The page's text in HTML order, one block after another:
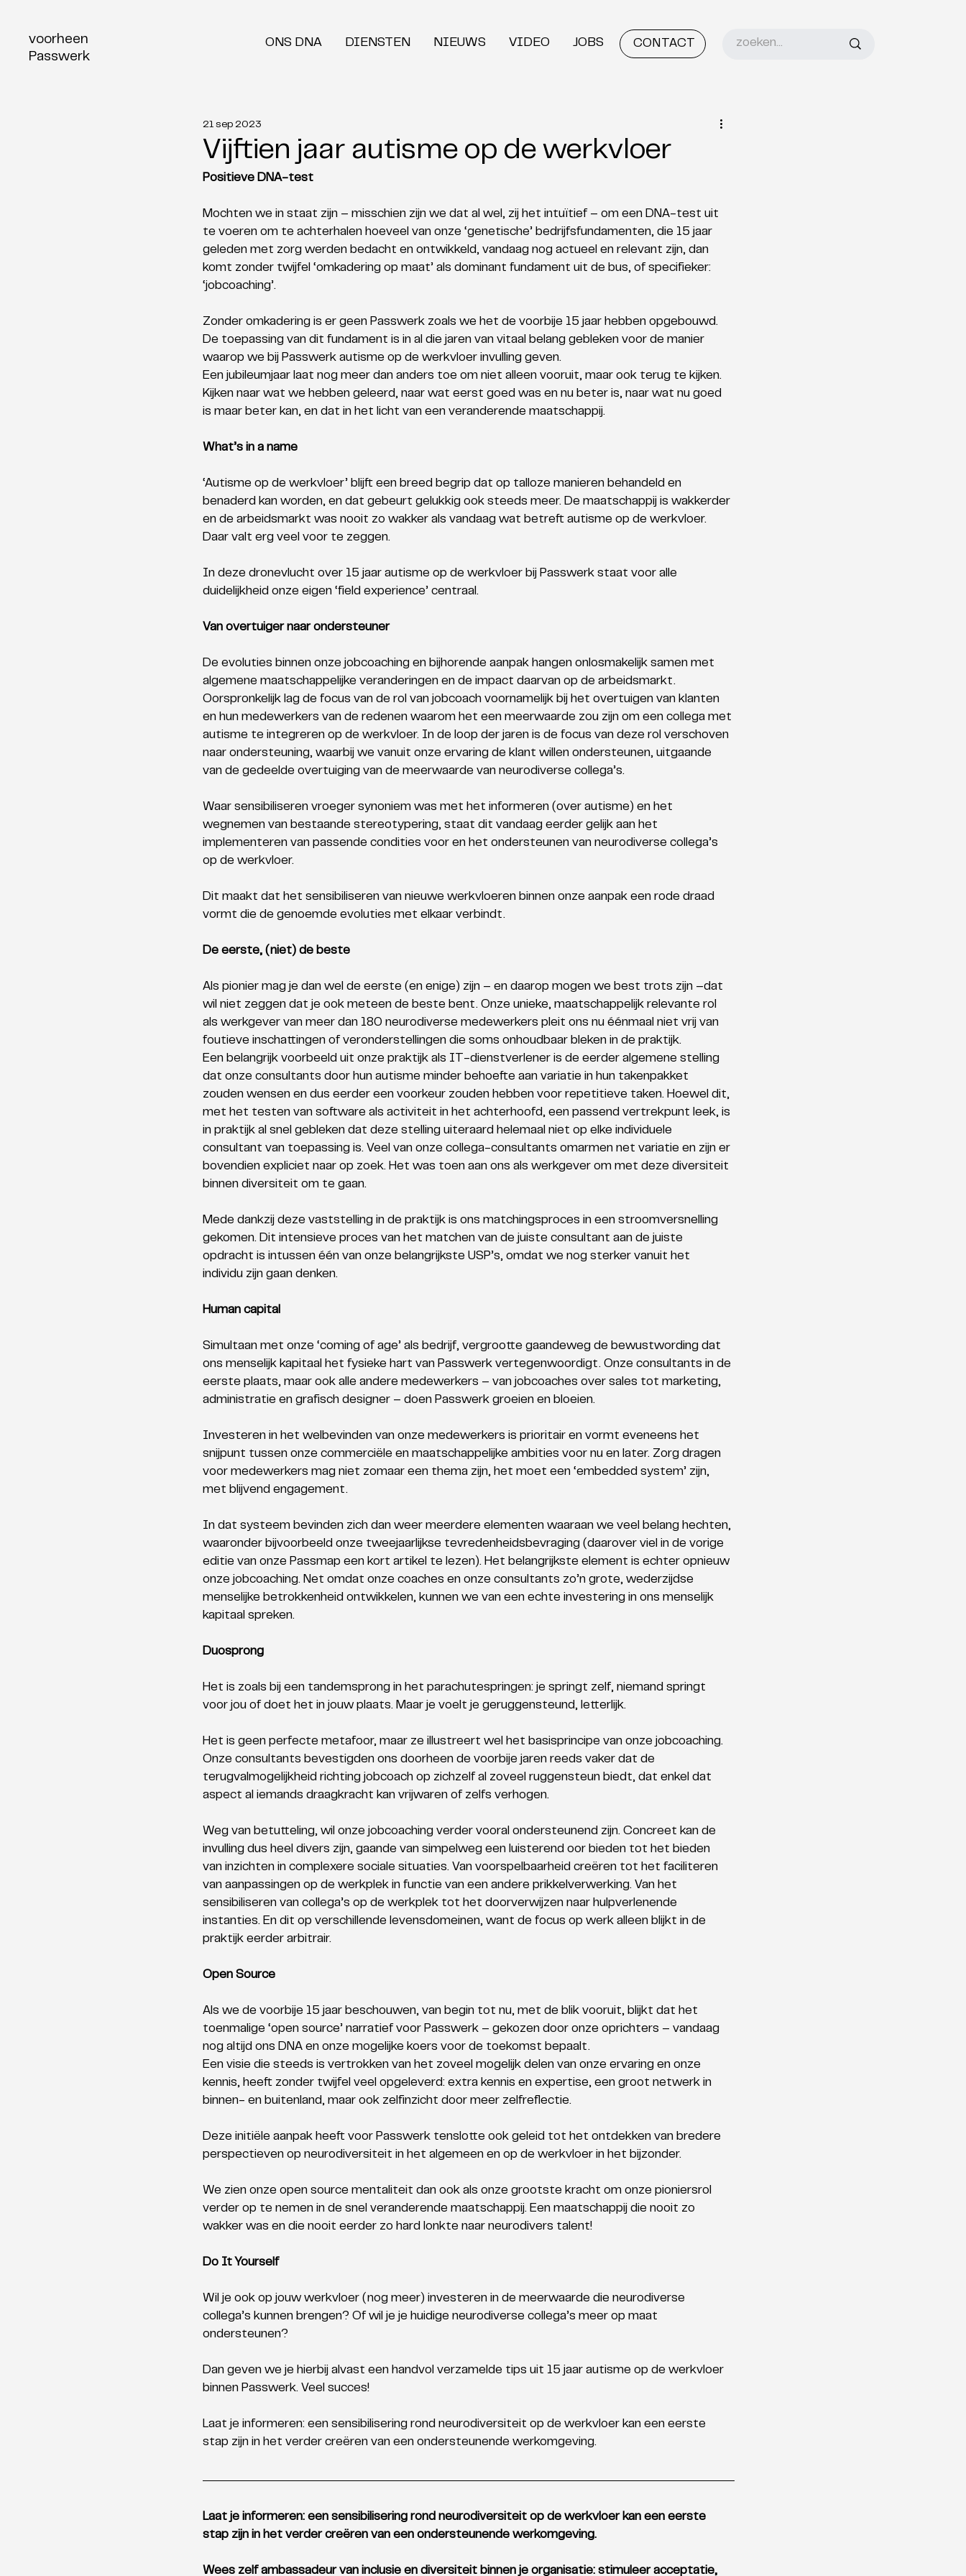
voorheen
Passwerk
CONTACT
ONS DNA DIENSTEN NIEUWS VIDEO JOBS
Vijftien jaar autisme op de werkvloer
21 sep 2023
Positieve DNA-test
Mochten we in staat zijn – misschien zijn we dat al wel, zij het intuïtief – om een DNA-test uit
te voeren om te achterhalen hoeveel van onze ‘genetische’ bedrijfsfundamenten, die 15 jaar
geleden met zorg werden bedacht en ontwikkeld, vandaag nog actueel en relevant zijn, dan
komt zonder twijfel ‘omkadering op maat’ als dominant fundament uit de bus, of specifieker:
‘jobcoaching’.
Zonder omkadering is er geen Passwerk zoals we het de voorbije 15 jaar hebben opgebouwd.
De toepassing van dit fundament is in al die jaren van vitaal belang gebleken voor de manier
waarop we bij Passwerk autisme op de werkvloer invulling geven.
Een jubileumjaar laat nog meer dan anders toe om niet alleen vooruit, maar ook terug te kijken.
Kijken naar wat we hebben geleerd, naar wat eerst goed was en nu beter is, naar wat nu goed
is maar beter kan, en dat in het licht van een veranderende maatschappij.
What’s in a name
‘Autisme op de werkvloer’ blijft een breed begrip dat op talloze manieren behandeld en
benaderd kan worden, en dat gebeurt gelukkig ook steeds meer. De maatschappij is wakkerder
en de arbeidsmarkt was nooit zo wakker als vandaag wat betreft autisme op de werkvloer.
Daar valt erg veel voor te zeggen.
In deze dronevlucht over 15 jaar autisme op de werkvloer bij Passwerk staat voor alle
duidelijkheid onze eigen ‘field experience’ centraal.
Van overtuiger naar ondersteuner
De evoluties binnen onze jobcoaching en bijhorende aanpak hangen onlosmakelijk samen met
algemene maatschappelijke veranderingen en de impact daarvan op de arbeidsmarkt.
Oorspronkelijk lag de focus van de rol van jobcoach voornamelijk bij het overtuigen van klanten
en hun medewerkers van de redenen waarom het een meerwaarde zou zijn om een collega met
autisme te integreren op de werkvloer. In de loop der jaren is de focus van deze rol verschoven
naar ondersteuning, waarbij we vanuit onze ervaring de klant willen ondersteunen, uitgaande
van de gedeelde overtuiging van de meerwaarde van neurodiverse collega’s.
Waar sensibiliseren vroeger synoniem was met het informeren (over autisme) en het
wegnemen van bestaande stereotypering, staat dit vandaag eerder gelijk aan het
implementeren van passende condities voor en het ondersteunen van neurodiverse collega’s
op de werkvloer.
Dit maakt dat het sensibiliseren van nieuwe werkvloeren binnen onze aanpak een rode draad
vormt die de genoemde evoluties met elkaar verbindt.
De eerste, (niet) de beste
Als pionier mag je dan wel de eerste (en enige) zijn – en daarop mogen we best trots zijn –dat
wil niet zeggen dat je ook meteen de beste bent. Onze unieke, maatschappelijk relevante rol
als werkgever van meer dan 180 neurodiverse medewerkers pleit ons nu éénmaal niet vrij van
foutieve inschattingen of veronderstellingen die soms onhoudbaar bleken in de praktijk.
Een belangrijk voorbeeld uit onze praktijk als IT-dienstverlener is de eerder algemene stelling
dat onze consultants door hun autisme minder behoefte aan variatie in hun takenpakket
zouden wensen en dus eerder een voorkeur zouden hebben voor repetitieve taken. Hoewel dit,
met het testen van software als activiteit in het achterhoofd, een passend vertrekpunt leek, is
in praktijk al snel gebleken dat deze stelling uiteraard helemaal niet op elke individuele
consultant van toepassing is. Veel van onze collega-consultants omarmen net variatie en zijn er
bovendien expliciet naar op zoek. Het was toen aan ons als werkgever om met deze diversiteit
binnen diversiteit om te gaan.
Mede dankzij deze vaststelling in de praktijk is ons matchingsproces in een stroomversnelling
gekomen. Dit intensieve proces van het matchen van de juiste consultant aan de juiste
opdracht is intussen één van onze belangrijkste USP’s, omdat we nog sterker vanuit het
individu zijn gaan denken.
Human capital
Simultaan met onze ‘coming of age’ als bedrijf, vergrootte gaandeweg de bewustwording dat
ons menselijk kapitaal het fysieke hart van Passwerk vertegenwoordigt. Onze consultants in de
eerste plaats, maar ook alle andere medewerkers – van jobcoaches over sales tot marketing,
administratie en grafisch designer – doen Passwerk groeien en bloeien.
Investeren in het welbevinden van onze medewerkers is prioritair en vormt eveneens het
snijpunt tussen onze commerciële en maatschappelijke ambities voor nu en later. Zorg dragen
voor medewerkers mag niet zomaar een thema zijn, het moet een ‘embedded system’ zijn,
met blijvend engagement.
In dat systeem bevinden zich dan weer meerdere elementen waaraan we veel belang hechten,
waaronder bijvoorbeeld onze tweejaarlijkse tevredenheidsbevraging (daarover viel in de vorige
editie van onze Passmap een kort artikel te lezen). Het belangrijkste element is echter opnieuw
onze jobcoaching. Net omdat onze coaches en onze consultants zo’n grote, wederzijdse
menselijke betrokkenheid ontwikkelen, kunnen we van een echte investering in ons menselijk
kapitaal spreken.
Duosprong
Het is zoals bij een tandemsprong in het parachutespringen: je springt zelf, niemand springt
voor jou of doet het in jouw plaats. Maar je voelt je geruggensteund, letterlijk.
Het is geen perfecte metafoor, maar ze illustreert wel het basisprincipe van onze jobcoaching.
Onze consultants bevestigden ons doorheen de voorbije jaren reeds vaker dat de
terugvalmogelijkheid richting jobcoach op zichzelf al zoveel ruggensteun biedt, dat enkel dat
aspect al iemands draagkracht kan vrijwaren of zelfs verhogen.
Weg van betutteling, wil onze jobcoaching verder vooral ondersteunend zijn. Concreet kan de
invulling dus heel divers zijn, gaande van simpelweg een luisterend oor bieden tot het bieden
van inzichten in complexere sociale situaties. Van voorspelbaarheid creëren tot het faciliteren
van aanpassingen op de werkplek in functie van een andere prikkelverwerking. Van het
sensibiliseren van collega’s op de werkplek tot het doorverwijzen naar hulpverlenende
instanties. En dit op verschillende levensdomeinen, want de focus op werk alleen blijkt in de
praktijk eerder arbitrair.
Open Source
Als we de voorbije 15 jaar beschouwen, van begin tot nu, met de blik vooruit, blijkt dat het
toenmalige ‘open source’ narratief voor Passwerk – gekozen door onze oprichters – vandaag
nog altijd ons DNA en onze mogelijke koers voor de toekomst bepaalt.
Een visie die steeds is vertrokken van het zoveel mogelijk delen van onze ervaring en onze
kennis, heeft zonder twijfel veel opgeleverd: extra kennis en expertise, een groot netwerk in
binnen- en buitenland, maar ook zelfinzicht door meer zelfreflectie.
Deze initiële aanpak heeft voor Passwerk tenslotte ook geleid tot het ontdekken van bredere
perspectieven op neurodiversiteit in het algemeen en op de werkvloer in het bijzonder.
We zien onze open source mentaliteit dan ook als onze grootste kracht om onze pioniersrol
verder op te nemen in de snel veranderende maatschappij. Een maatschappij die nooit zo
wakker was en die nooit eerder zo hard lonkte naar neurodivers talent!
Do It Yourself
Wil je ook op jouw werkvloer (nog meer) investeren in de meerwaarde die neurodiverse
collega’s kunnen brengen? Of wil je je huidige neurodiverse collega’s meer op maat
ondersteunen?
Dan geven we je hierbij alvast een handvol verzamelde tips uit 15 jaar autisme op de werkvloer
binnen Passwerk. Veel succes!
Laat je informeren: een sensibilisering rond neurodiversiteit op de werkvloer kan een eerste
stap zijn in het verder creëren van een ondersteunende werkomgeving.
Laat je informeren: een sensibilisering rond neurodiversiteit op de werkvloer kan een eerste
stap zijn in het verder creëren van een ondersteunende werkomgeving.
Wees zelf ambassadeur van inclusie en diversiteit binnen je organisatie: stimuleer acceptatie,